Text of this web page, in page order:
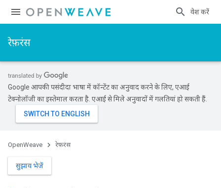
प्रवेश करें
रेफ़रंस
Google आपकी पसंदीदा भाषा में कॉन्टेंट का अनुवाद करने के लिए, एआई
टेक्नोलॉजी का इस्तेमाल करता है. एआई से मिले अनुवादों में गलतियां हो सकती हैं.
OpenWeave रेफ़रंस
सुझाव भेजें